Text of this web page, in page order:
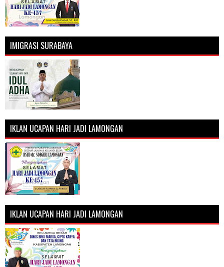
IMIGRASI SURABAYA
IKLAN UCAPAN HARI JADI LAMONGAN
IKLAN UCAPAN HARI JADI LAMONGAN